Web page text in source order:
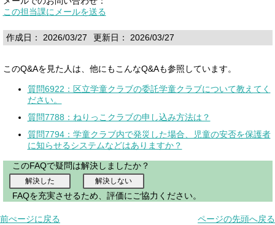
この担当課にメールを送る
作成日： 2026/03/27 更新日： 2026/03/27
このQ&Aを見た人は、他にもこんなQ&Aも参照しています。
質問6922：区立学童クラブの委託学童クラブについて教えてく
ださい。
質問7788：ねりっこクラブの申し込み方法は？
質問7794：学童クラブ内で発災した場合、児童の安否を保護者
に知らせるシステムなどはありますか？
このFAQで疑問は解決しましたか？
FAQを充実させるため、評価にご協力ください。
前ぺージに戻る
ページの先頭へ戻る